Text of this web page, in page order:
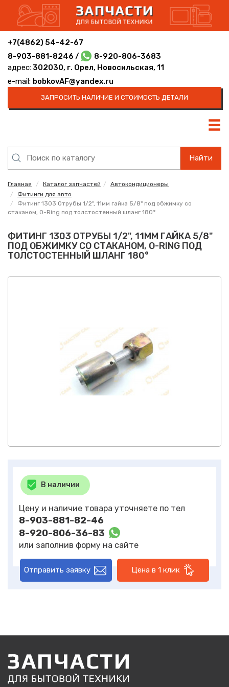
+7(4862) 54-42-67
8-903-881-8246 /
8-920-806-3683
адрес: 302030, г. Орел, Новосильская, 11
e-mail: bobkovAF@yandex.ru
ЗАПРОСИТЬ НАЛИЧИЕ И СТОИМОСТЬ ДЕТАЛИ
Найти
Главная Каталог запчастей
Автокондиционеры
Фитинги для авто
Фитинг 1303 Oтрубы 1/2", 11мм гайка 5/8" под обжимку со
стаканом, O-Ring под толстостенный шланг 180°
ФИТИНГ 1303 OТРУБЫ 1/2", 11ММ ГАЙКА 5/8"
ПОД ОБЖИМКУ СО СТАКАНОМ, O-RING ПОД
ТОЛСТОСТЕННЫЙ ШЛАНГ 180°
В наличии
Цену и наличие товара уточняете по тел
8-903-881-82-46
8-920-806-36-83
или заполнив форму на сайте
Отправить заявку Цена в 1 клик